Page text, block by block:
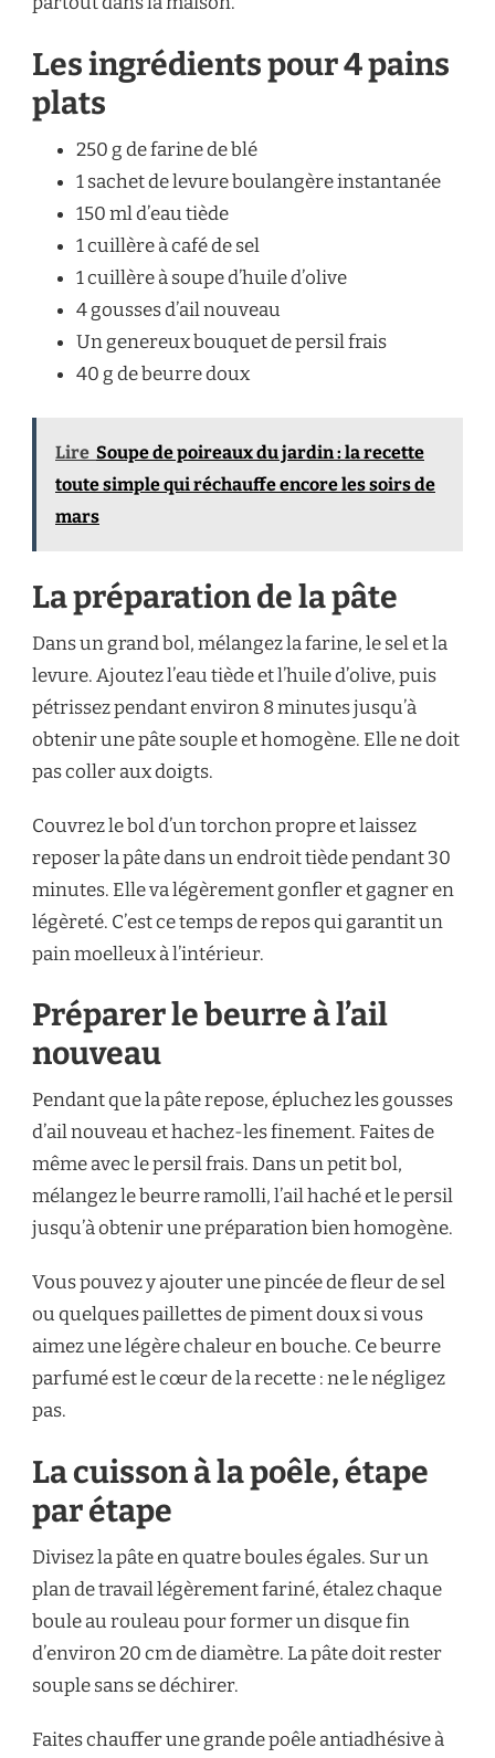
Les ingrédients pour 4 pains
plats
250 g de farine de blé
1 sachet de levure boulangère instantanée
150 ml d’eau tiède
1 cuillère à café de sel
1 cuillère à soupe d’huile d’olive
4 gousses d’ail nouveau
Un genereux bouquet de persil frais
40 g de beurre doux
Lire Soupe de poireaux du jardin : la recette
toute simple qui réchauffe encore les soirs de
mars
La préparation de la pâte
Dans un grand bol, mélangez la farine, le sel et la
levure. Ajoutez l’eau tiède et l’huile d’olive, puis
pétrissez pendant environ 8 minutes jusqu’à
obtenir une pâte souple et homogène. Elle ne doit
pas coller aux doigts.
Couvrez le bol d’un torchon propre et laissez
reposer la pâte dans un endroit tiède pendant 30
minutes. Elle va légèrement gonfler et gagner en
légèreté. C’est ce temps de repos qui garantit un
pain moelleux à l’intérieur.
Préparer le beurre à l’ail
nouveau
Pendant que la pâte repose, épluchez les gousses
d’ail nouveau et hachez-les finement. Faites de
même avec le persil frais. Dans un petit bol,
mélangez le beurre ramolli, l’ail haché et le persil
jusqu’à obtenir une préparation bien homogène.
Vous pouvez y ajouter une pincée de fleur de sel
ou quelques paillettes de piment doux si vous
aimez une légère chaleur en bouche. Ce beurre
parfumé est le cœur de la recette : ne le négligez
pas.
La cuisson à la poêle, étape
par étape
Divisez la pâte en quatre boules égales. Sur un
plan de travail légèrement fariné, étalez chaque
boule au rouleau pour former un disque fin
d’environ 20 cm de diamètre. La pâte doit rester
souple sans se déchirer.
Faites chauffer une grande poêle antiadhésive à